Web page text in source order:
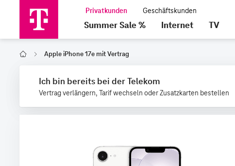
Summer Sale % Internet TV
Home Apple iPhone 17e mit Vertrag
Ich bin bereits bei der Telekom
Vertrag verlängern, Tarif wechseln oder Zusatzkarten bestellen